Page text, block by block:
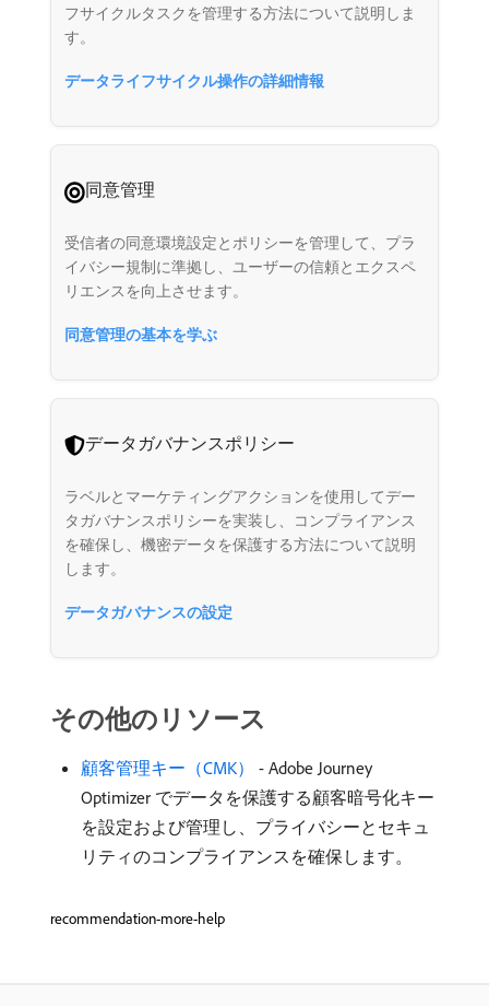
フサイクルタスクを管理する方法について説明しま
す。
データライフサイクル操作の詳細情報
同意管理
受信者の同意環境設定とポリシーを管理して、プラ
イバシー規制に準拠し、ユーザーの信頼とエクスペ
リエンスを向上させます。
同意管理の基本を学ぶ
データガバナンスポリシー
ラベルとマーケティングアクションを使用してデー
タガバナンスポリシーを実装し、コンプライアンス
を確保し、機密データを保護する方法について説明
します。
データガバナンスの設定
その他のリソース
顧客管理キー（CMK）
- Adobe Journey
Optimizer でデータを保護する顧客暗号化キー
を設定および管理し、プライバシーとセキュ
リティのコンプライアンスを確保します。
recommendation-more-help